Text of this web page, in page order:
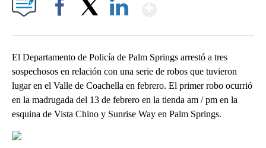
El Departamento de Policía de Palm Springs arrestó a tres
sospechosos en relación con una serie de robos que tuvieron
lugar en el Valle de Coachella en febrero. El primer robo ocurrió
en la madrugada del 13 de febrero en la tienda am / pm en la
esquina de Vista Chino y Sunrise Way en Palm Springs.